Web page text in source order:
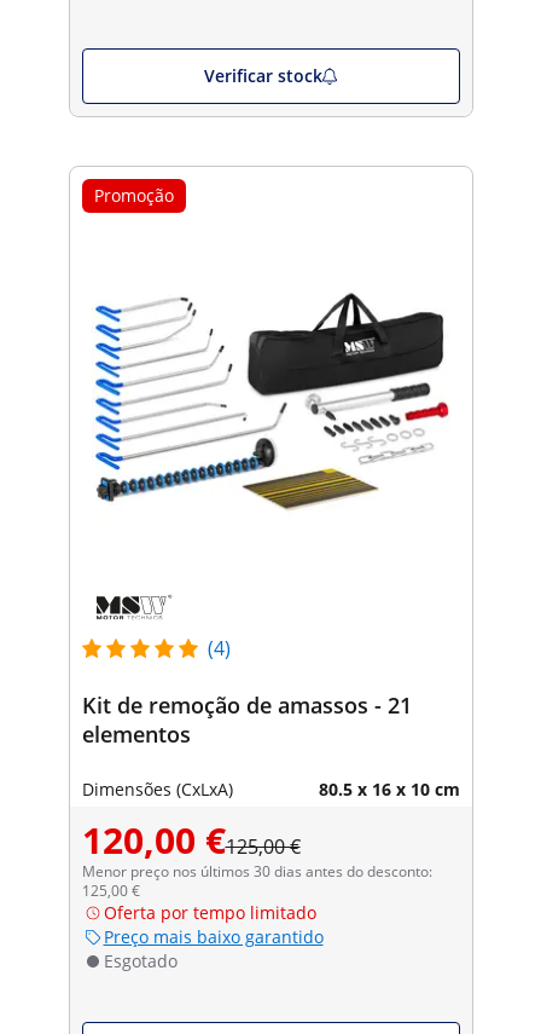
Verificar stock
Promoção
(4)
Kit de remoção de amassos - 21
elementos
Dimensões (CxLxA) 80.5 x 16 x 10 cm
120,00 €125,00 €
Menor preço nos últimos 30 dias antes do desconto:
125,00 €
Oferta por tempo limitado
Preço mais baixo garantido
Esgotado